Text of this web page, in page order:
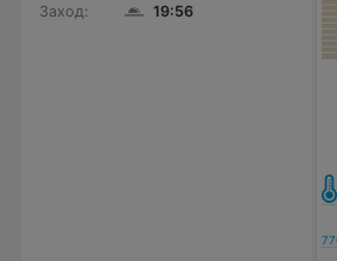
Заход:
19:56